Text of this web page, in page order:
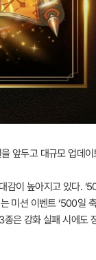
앞두고 대규모 업데
이 높아지고 있다.
미션 이벤트 ‘500일
강화 실패 시에도